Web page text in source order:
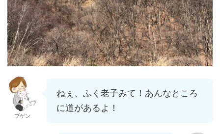
ブゲン
ねぇ、ふく老子みて！あんなところ
に道があるよ！